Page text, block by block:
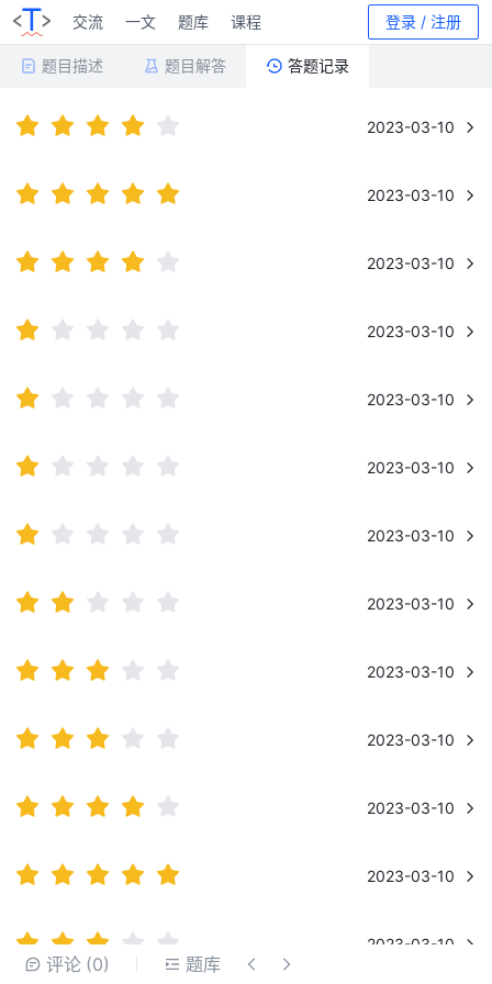
交流 一文 题库 课程 登录 / 注册
题目描述 题目解答 答题记录
2023-03-10
2023-03-10
2023-03-10
2023-03-10
2023-03-10
2023-03-10
2023-03-10
2023-03-10
2023-03-10
2023-03-10
2023-03-10
2023-03-10
2023-03-10
请先 登录
评论 (0) 题库